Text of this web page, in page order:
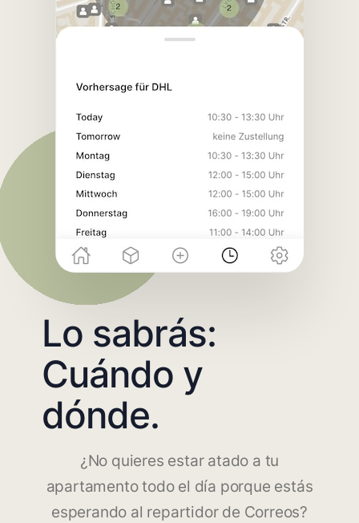
Lo sabrás:
Cuándo y
dónde.
¿No quieres estar atado a tu
apartamento todo el día porque estás
esperando al repartidor de Correos?